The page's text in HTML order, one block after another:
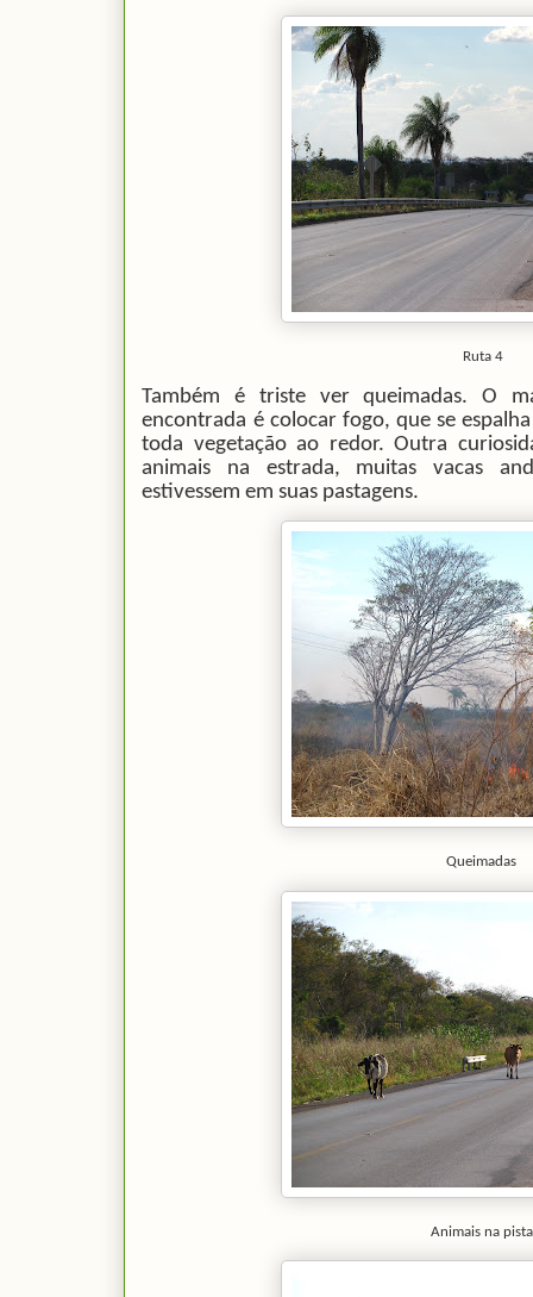
Ruta 4
Também é triste ver queimadas. O
encontrada é colocar fogo, que se
toda vegetação ao redor. Outra
animais na estrada, muitas vacas
estivessem em suas pastagens.
Queimadas
Animais na